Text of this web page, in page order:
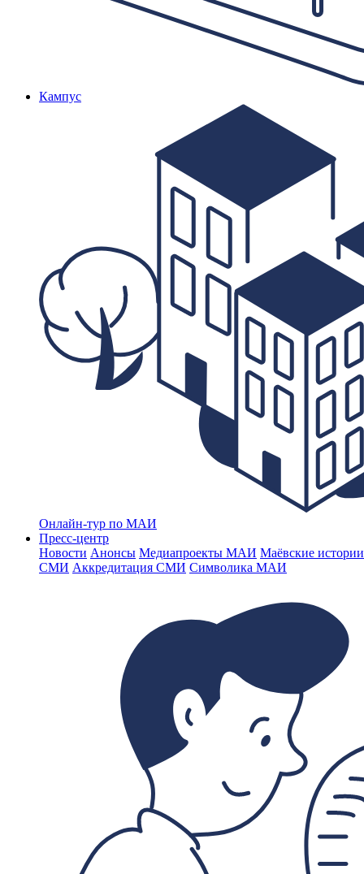
Кампус
Онлайн-тур по МАИ
Пресс-центр
Новости Анонсы Медиапроекты МАИ Маёвские
СМИ Аккредитация СМИ Символика МАИ